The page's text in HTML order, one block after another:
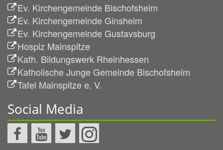
Ev. Kirchengemeinde Bischofsheim
Ev. Kirchengemeinde Ginsheim
Ev. Kirchengemeinde Gustavsburg
Hospiz Mainspitze
Kath. Bildungswerk Rheinhessen
Katholische Junge Gemeinde Bischofsheim
Tafel Mainspitze e. V.
Social Media